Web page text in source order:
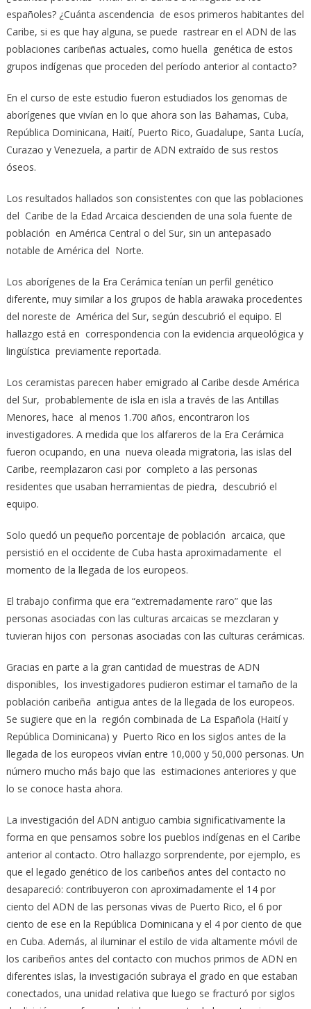
españoles? ¿Cuánta ascendencia de esos primeros habitantes del
Caribe, si es que hay alguna, se puede rastrear en el ADN de las
poblaciones caribeñas actuales, como huella genética de estos
grupos indígenas que proceden del período anterior al contacto?
En el curso de este estudio fueron estudiados los genomas de
aborígenes que vivían en lo que ahora son las Bahamas, Cuba,
República Dominicana, Haití, Puerto Rico, Guadalupe, Santa Lucía,
Curazao y Venezuela, a partir de ADN extraído de sus restos
óseos.
Los resultados hallados son consistentes con que las poblaciones
del Caribe de la Edad Arcaica descienden de una sola fuente de
población en América Central o del Sur, sin un antepasado
notable de América del Norte.
Los aborígenes de la Era Cerámica tenían un perfil genético
diferente, muy similar a los grupos de habla arawaka procedentes
del noreste de América del Sur, según descubrió el equipo. El
hallazgo está en correspondencia con la evidencia arqueológica y
lingüística previamente reportada.
Los ceramistas parecen haber emigrado al Caribe desde América
del Sur, probablemente de isla en isla a través de las Antillas
Menores, hace al menos 1.700 años, encontraron los
investigadores. A medida que los alfareros de la Era Cerámica
fueron ocupando, en una nueva oleada migratoria, las islas del
Caribe, reemplazaron casi por completo a las personas
residentes que usaban herramientas de piedra, descubrió el
equipo.
Solo quedó un pequeño porcentaje de población arcaica, que
persistió en el occidente de Cuba hasta aproximadamente el
momento de la llegada de los europeos.
El trabajo confirma que era “extremadamente raro” que las
personas asociadas con las culturas arcaicas se mezclaran y
tuvieran hijos con personas asociadas con las culturas cerámicas.
Gracias en parte a la gran cantidad de muestras de ADN
disponibles, los investigadores pudieron estimar el tamaño de la
población caribeña antigua antes de la llegada de los europeos.
Se sugiere que en la región combinada de La Española (Haití y
República Dominicana) y Puerto Rico en los siglos antes de la
llegada de los europeos vivían entre 10,000 y 50,000 personas. Un
número mucho más bajo que las estimaciones anteriores y que
lo se conoce hasta ahora.
La investigación del ADN antiguo cambia significativamente la
forma en que pensamos sobre los pueblos indígenas en el Caribe
anterior al contacto. Otro hallazgo sorprendente, por ejemplo, es
que el legado genético de los caribeños antes del contacto no
desapareció: contribuyeron con aproximadamente el 14 por
ciento del ADN de las personas vivas de Puerto Rico, el 6 por
ciento de ese en la República Dominicana y el 4 por ciento de que
en Cuba. Además, al iluminar el estilo de vida altamente móvil de
los caribeños antes del contacto con muchos primos de ADN en
diferentes islas, la investigación subraya el grado en que estaban
conectados, una unidad relativa que luego se fracturó por siglos